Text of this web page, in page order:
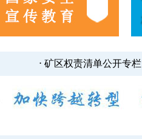
⋅ 矿区权责清单公开专栏